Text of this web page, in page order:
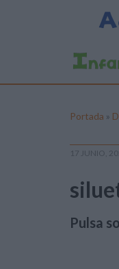
Portada »
17 JUNIO,
Pulsa